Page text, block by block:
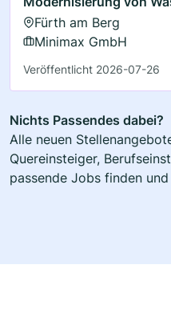
Fürth am Berg
Minimax GmbH
Veröffentlicht 2026-07-26
Nichts Passendes dabei?
Alle neuen
Quereinsteiger,
passende Jobs finden